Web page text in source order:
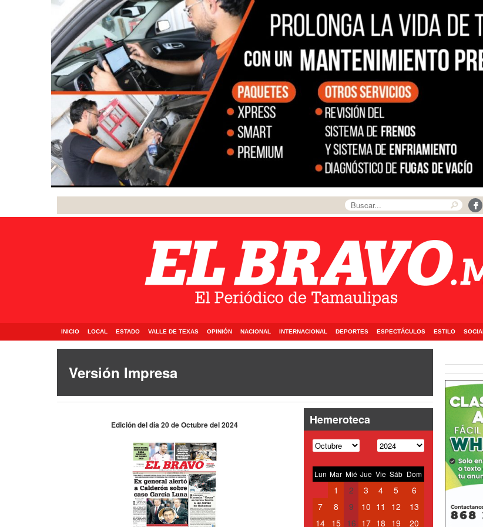
INICIO LOCAL ESTADO VALLE DE TEXAS OPINIÓN NACIONAL INTERNACIONAL DEPORTES ESPECTÁCULOS ESTILO
Versión Impresa
Edición del día 20 de Octubre del 2024 Hemeroteca
Lun Mar Mié Jue Vie Sáb Dom
1 2 3 4 5
6
7
8 9 10 11 12
13
14 15 16 17 18 19
20